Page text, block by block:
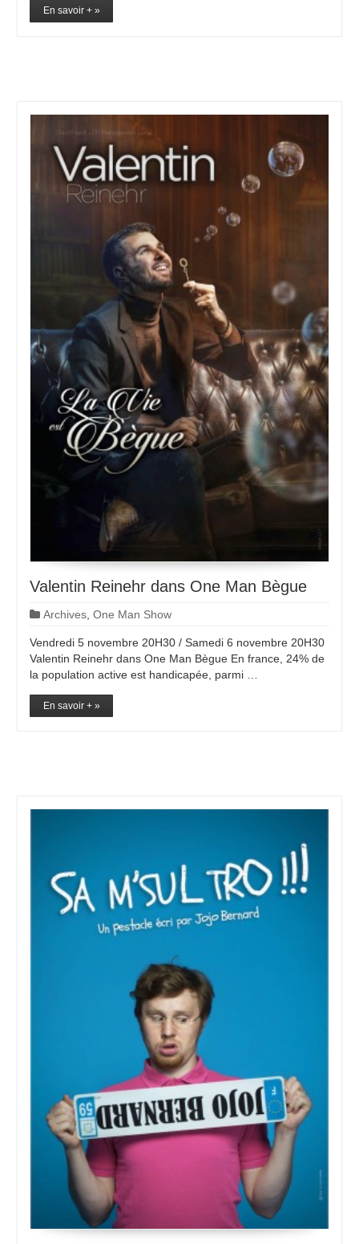
En savoir + »
Valentin Reinehr dans One Man Bègue
Archives ,One Man Show
Vendredi 5 novembre 20H30 / Samedi 6 novembre 20H30
Valentin Reinehr dans One Man Bègue En france, 24% de
la population active est handicapée, parmi …
En savoir + »